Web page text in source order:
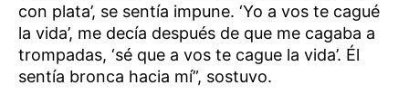
con plata’, se sentía impune. ‘Yo a vos te cagué
la vida’, me decía después de que me cagaba a
trompadas, ‘sé que a vos te cague la vida’. Él
sentía bronca hacia mí”, sostuvo.